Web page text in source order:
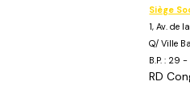
Siège
1, Av. de
Q/ Ville
B.P. : 29
RD